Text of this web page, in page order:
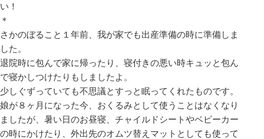
い！
＊
さかのぼること１年前、我が家でも出産準備の時に準備しま
した。
退院時に包んで家に帰ったり、寝付きの悪い時キュッと包ん
で寝かしつけたりもしましたよ。
少しぐずっていても不思議とすっと眠ってくれたものです。
娘が８ヶ月になった今、おくるみとして使うことはなくなり
ましたが、暑い日のお昼寝、チャイルドシートやベビーカー
の時にかけたり、外出先のオムツ替えマットとしても使って